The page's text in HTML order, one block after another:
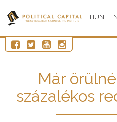
HUN
Már
százalékos